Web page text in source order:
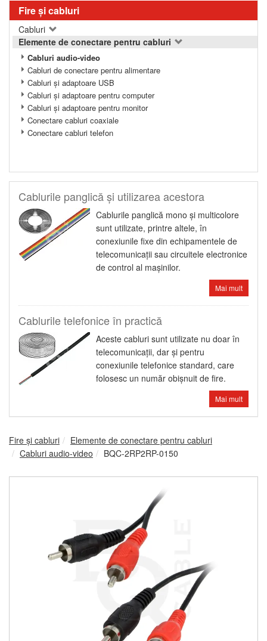
Fire şi cabluri
Cabluri
Elemente de conectare pentru cabluri
Cabluri audio-video
Cabluri de conectare pentru alimentare
Cabluri şi adaptoare USB
Cabluri şi adaptoare pentru computer
Cabluri şi adaptoare pentru monitor
Conectare cabluri coaxiale
Conectare cabluri telefon
Cablurile panglică şi utilizarea acestora
Cablurile panglică mono şi multicolore
sunt utilizate, printre altele, în
conexiunile fixe din echipamentele de
telecomunicaţii sau circuitele electronice
de control al maşinilor.
Mai mult
Cablurile telefonice în practică
Aceste cabluri sunt utilizate nu doar în
telecomunicaţii, dar şi pentru
conexiunile telefonice standard, care
folosesc un număr obişnuit de fire.
Mai mult
Fire şi cabluri
Elemente de conectare pentru cabluri
Cabluri audio-video
BQC-2RP2RP-0150